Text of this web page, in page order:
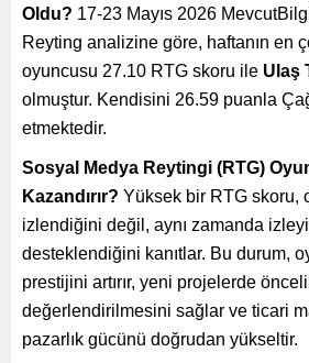
Oldu? 17-23 Mayıs 2026
Reyting analizine göre, haftanın en
oyuncusu 27.10 RTG skoru ile Ulaş
olmuştur. Kendisini 26.59 puanla
etmektedir.
Sosyal Medya Reytingi (RTG)
Kazandırır? Yüksek bir RTG skoru,
izlendiğini değil, aynı zamanda
desteklendiğini kanıtlar. Bu durum,
prestijini artırır, yeni projelerde
değerlendirilmesini sağlar ve ticari
pazarlık gücünü doğrudan yükseltir.